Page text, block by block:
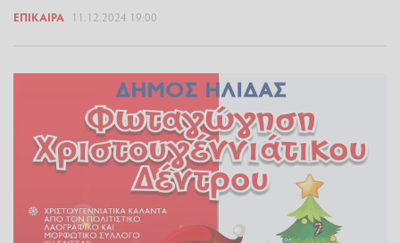
ΕΠΊΚΑΙΡΑ 11.12.2024 19:00